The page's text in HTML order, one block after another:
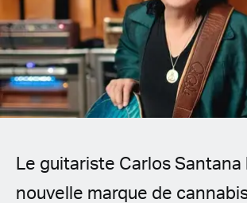
German
French
Italian
Polish
Le guitariste Carlos Santana
nouvelle marque de